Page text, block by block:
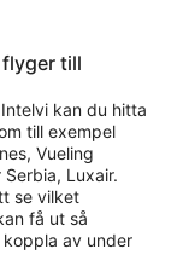
flyger till
kan du hitta
till exempel
Vueling
Serbia, Luxair.
se vilket
få ut så
av under